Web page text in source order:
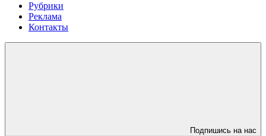
Рубрики
Реклама
Контакты
Подпишись на нас